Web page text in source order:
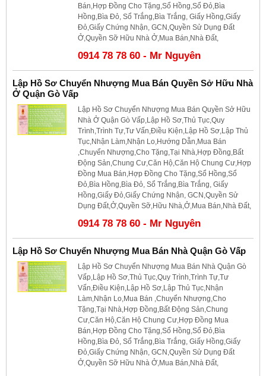
Bán,Hợp Đồng Cho Tặng,Sổ Hồng,Sổ Đỏ,Bìa
Hồng,Bìa Đỏ, Sổ Trắng,Bìa Trắng, Giấy Hồng,Giấy
Đỏ,Giấy Chứng Nhận, GCN,Quyền Sử Dụng Đất
Ở,Quyền Sỡ Hữu Nhà Ở,Mua Bán,Nhà Đất,
0914 78 78 60 - Mr Nguyên
Lập Hồ Sơ Chuyển Nhượng Mua Bán Quyền Sở Hữu Nhà
Ở Quận Gò Vấp
Lập Hồ Sơ Chuyển Nhượng Mua Bán Quyền Sở Hữu
Nhà Ở Quận Gò Vấp,Lập Hồ Sơ,Thủ Tục,Quy
Trình,Trình Tự,Tư Vấn,Điều Kiện,Lập Hồ Sơ,Lập Thủ
Tục,Nhận Làm,Nhận Lo,Hướng Dẫn,Mua Bán
,Chuyển Nhượng,Cho Tặng,Tại Nhà,Hợp Đồng,Bất
Động Sản,Chung Cư,Căn Hộ,Căn Hộ Chung Cư,Hợp
Đồng Mua Bán,Hợp Đồng Cho Tặng,Sổ Hồng,Sổ
Đỏ,Bìa Hồng,Bìa Đỏ, Sổ Trắng,Bìa Trắng, Giấy
Hồng,Giấy Đỏ,Giấy Chứng Nhận, GCN,Quyền Sử
Dụng Đất,Ở,Quyền Sỡ,Hữu Nhà,Ở,Mua Bán,Nhà Đất,
0914 78 78 60 - Mr Nguyên
Lập Hồ Sơ Chuyển Nhượng Mua Bán Nhà Quận Gò Vấp
Lập Hồ Sơ Chuyển Nhượng Mua Bán Nhà Quận Gò
Vấp,Lập Hồ Sơ,Thủ Tục,Quy Trình,Trình Tự,Tư
Vấn,Điều Kiện,Lập Hồ Sơ,Lập Thủ Tục,Nhận
Làm,Nhận Lo,Mua Bán ,Chuyển Nhượng,Cho
Tặng,Tại Nhà,Hợp Đồng,Bất Động Sản,Chung
Cư,Căn Hộ,Căn Hộ Chung Cư,Hợp Đồng Mua
Bán,Hợp Đồng Cho Tặng,Sổ Hồng,Sổ Đỏ,Bìa
Hồng,Bìa Đỏ, Sổ Trắng,Bìa Trắng, Giấy Hồng,Giấy
Đỏ,Giấy Chứng Nhận, GCN,Quyền Sử Dụng Đất
Ở,Quyền Sỡ Hữu Nhà Ở,Mua Bán,Nhà Đất,